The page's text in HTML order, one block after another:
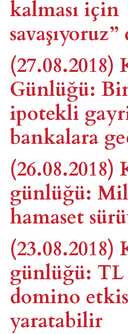
kalması için
savaşıyoruz”
(27.08.2018)
Günlüğü:
ipotekli
bankalara
(26.08.2018)
günlüğü:
hamaset
(23.08.2018)
günlüğü:
domino
yaratabilir